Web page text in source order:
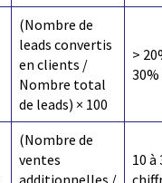
(Nombre de
leads convertis
en clients /
Nombre total
de leads) × 100
>
30%
(Nombre de
ventes
10 à